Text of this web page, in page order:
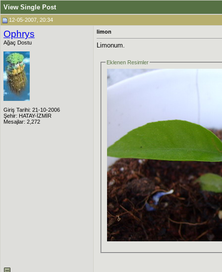
View Single Post
12-05-2007, 20:34
Ophrys
Ağaç Dostu
Giriş Tarihi: 21-10-2006
Şehir: HATAY-İZMİR
Mesajlar: 2,272
limon
Limonum.
Eklenen Resimler